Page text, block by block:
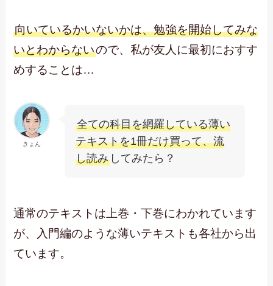
向いているかいないかは、勉強を開始してみな
いとわからないので、私が友人に最初におすす
めすることは…
きょん
全ての科目を網羅している薄い
テキストを1冊だけ買って、流
し読み してみたら？
通常のテキストは上巻・下巻にわかれています
が、入門編のような薄いテキストも各社から出
ています。